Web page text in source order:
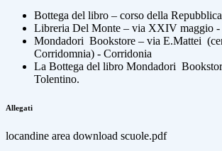
Bottega del libro – corso della
Libreria Del Monte – via XXIV maggio -
Mondadori Bookstore – via E.Mattei
Corridomnia) - Corridonia
La Bottega del libro Mondadori
Tolentino.
Allegati
locandine area download scuole.pdf